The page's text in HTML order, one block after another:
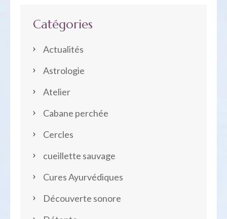
Catégories
Actualités
Astrologie
Atelier
Cabane perchée
Cercles
cueillette sauvage
Cures Ayurvédiques
Découverte sonore